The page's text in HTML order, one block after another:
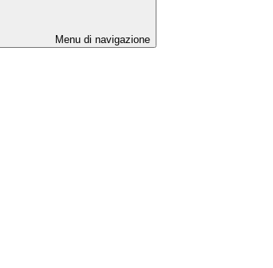
Menu di navigazione